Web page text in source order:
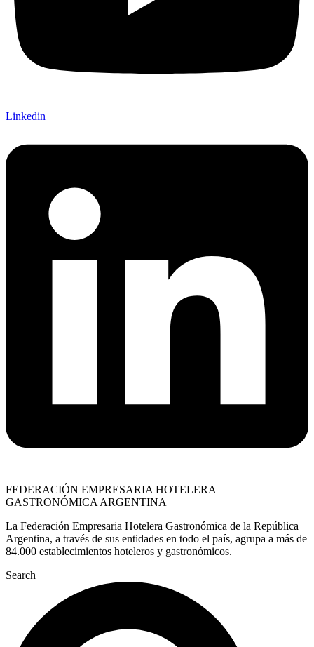
Linkedin
FEDERACIÓN EMPRESARIA HOTELERA
GASTRONÓMICA ARGENTINA
La Federación Empresaria Hotelera Gastronómica de la República
Argentina, a través de sus entidades en todo el país, agrupa a más de
84.000 establecimientos hoteleros y gastronómicos.
Search